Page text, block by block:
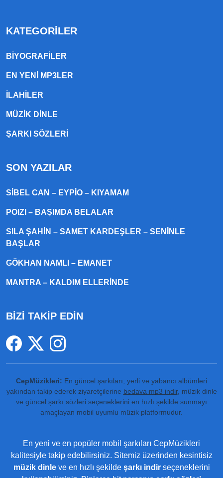
KATEGORILER
BIYOGRAFILER
EN YENI MP3LER
ILAHILER
MÜZIK DINLE
ŞARKI SÖZLERI
SON YAZILAR
SIBEL CAN – EYPIO – KIYAMAM
POIZI – BAŞIMDA BELALAR
SILA ŞAHIN – SAMET KARDEŞLER – SENINLE
BAŞLAR
GÖKHAN NAMLI – EMANET
MANTRA – KALDIM ELLERINDE
BİZİ TAKİP EDİN
CepMüzikleri: En güncel şarkıları, yerli ve yabancı albümleri
yakından takip ederek ziyaretçilerine bedava mp3 indir, müzik dinle
ve güncel şarkı sözleri seçeneklerini en hızlı şekilde sunmayı
amaçlayan mobil uyumlu müzik platformudur.
En yeni ve en popüler mobil şarkıları CepMüzikleri
kalitesiyle takip edebilirsiniz. Sitemiz üzerinden kesintisiz
müzik dinleve en hızlı şekilde şarkı indirseçeneklerini